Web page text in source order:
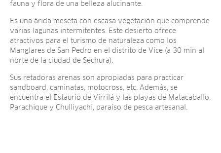
fauna y flora de una belleza alucinante.
Es una árida meseta con escasa vegetación que comprende
varias lagunas intermitentes. Este desierto ofrece
atractivos para el turismo de naturaleza como los
Manglares de San Pedro en el distrito de Vice (a 30 min al
norte de la ciudad de Sechura).
Sus retadoras arenas son apropiadas para practicar
sandboard, caminatas, motocross, etc. Además, se
encuentra el Estaurio de Virrilá y las playas de Matacaballo,
Parachique y Chulliyachi, paraíso de pesca artesanal.